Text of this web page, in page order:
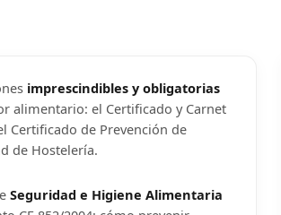
imprescindibles y obligatorias
alimentario: el Certificado y Carnet
Certificado de Prevención de
de Hostelería.
Seguridad e Higiene Alimentaria